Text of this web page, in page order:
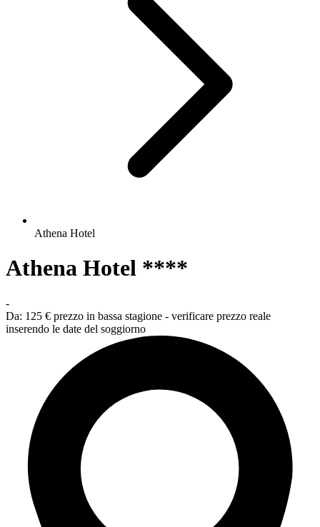
Athena Hotel
Athena Hotel ****
-
Da: 125 € prezzo in bassa stagione - verificare prezzo reale
inserendo le date del soggiorno